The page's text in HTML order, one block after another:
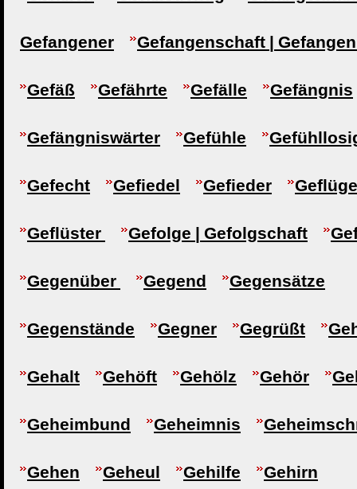
Gefangener Gefangenschaft |
Gefäß Gefährte Gefälle Gefängnis
Gefängniswärter Gefühle
Gefecht Gefiedel Gefieder
Geflüster Gefolge | Gefolgschaft
Gegenüber Gegend Gegensätze
Gegenstände Gegner Gegrüßt
Gehalt Gehöft Gehölz Gehör
Geheimbund Geheimnis
Gehen Geheul Gehilfe Gehirn